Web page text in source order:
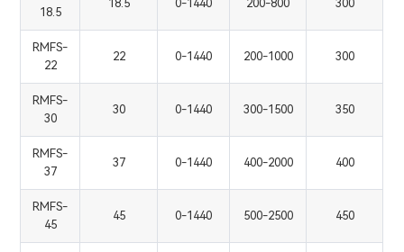
18.5
18.5 0-1440 200-800 300
RMFS-
22
22 0-1440 200-1000 300
RMFS-
30
30 0-1440 300-1500 350
RMFS-
37
37 0-1440 400-2000 400
RMFS-
45
45 0-1440 500-2500 450